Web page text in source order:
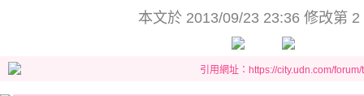
本文於 2013/09/23 23:36 修改第 2
引用網址：https://city.udn.com/